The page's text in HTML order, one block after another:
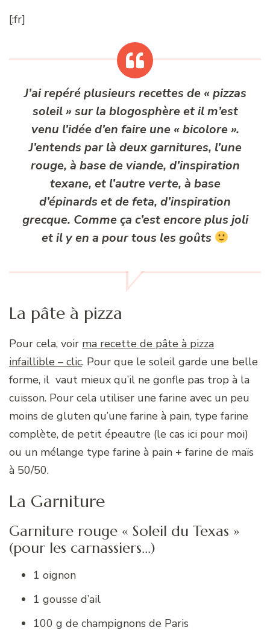
[:fr]
J’ai repéré plusieurs recettes de « pizzas
soleil » sur la blogosphère et il m’est
venu l’idée d’en faire une « bicolore ».
J’entends par là deux garnitures, l’une
rouge, à base de viande, d’inspiration
texane, et l’autre verte, à base
d’épinards et de feta, d’inspiration
grecque. Comme ça c’est encore plus joli
et il y en a pour tous les goûts
La pâte à pizza
Pour cela, voir ma recette de pâte à pizza
infaillible – clic. Pour que le soleil garde une belle
forme, il vaut mieux qu’il ne gonfle pas trop à la
cuisson. Pour cela utiliser une farine avec un peu
moins de gluten qu’une farine à pain, type farine
complète, de petit épeautre (le cas ici pour moi)
ou un mélange type farine à pain + farine de maïs
à 50/50.
La Garniture
Garniture rouge « Soleil du Texas »
(pour les carnassiers…)
1 oignon
1 gousse d’ail
100 g de champignons de Paris